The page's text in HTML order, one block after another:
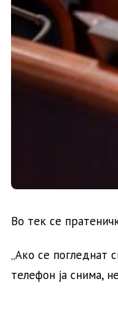
Во тек се
„Ако се погледнат
телефон ја снима,